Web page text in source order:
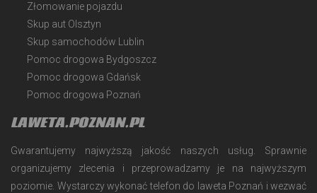
Złomowanie pojazdu
Skup aut Olsztyn
Skup samochodów Lublin
Pomoc drogowa Bydgoszcz
Pomoc drogowa Gdańsk
Pomoc drogowa Poznań
LAWETA.POZNAN.PL
Gwarantujemy najwyższą jakość naszych usług. Sprawnie
organizujemy zlecenia i przeprowadzamy je na najwyższym
poziomie. Wystarczy wykonać telefon do laweta Poznań i wezwać